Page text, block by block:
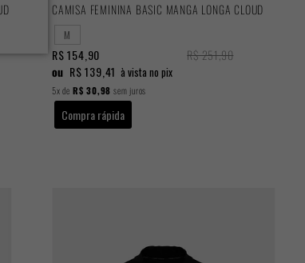
CAMISA FEMININA BASIC MANGA LONGA CLOUD
M
R$ 251,90
R$ 154,90
ou R$ 139,41 à vista no pix
5xde R$ 30,98 sem juros
Compra rápida